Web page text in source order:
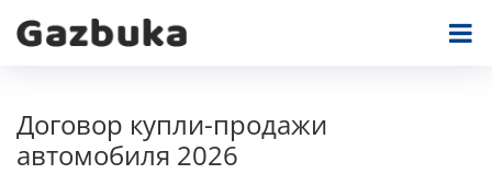
Договор купли-продажи
автомобиля 2026